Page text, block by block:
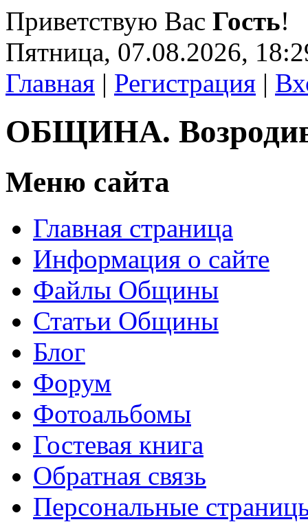
Приветствую Вас Гость!
Пятница, 07.08.2026,
Главная | Регистрация |
ОБЩИНА.
Меню сайта
Главная страница
Информация о сайте
Файлы Общины
Статьи Общины
Блог
Форум
Фотоальбомы
Гостевая книга
Обратная связь
Персональные